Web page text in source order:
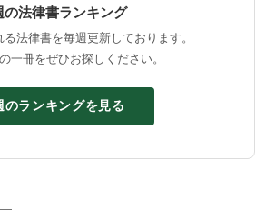
の法律書ランキング
法律書を毎週更新しております。
一冊をぜひお探しください。
のランキングを見る